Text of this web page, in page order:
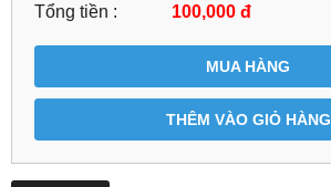
Tổng tiền : 100,000 đ
MUA HÀNG
THÊM VÀO GIỎ HÀNG